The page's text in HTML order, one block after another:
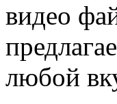
видео
любой